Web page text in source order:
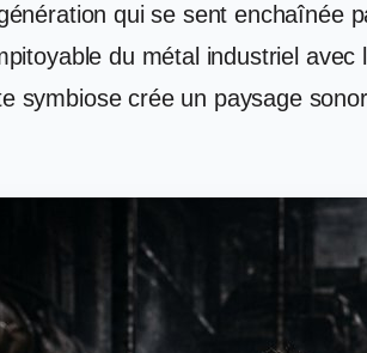
qui se sent enchaînée
du métal industriel
symbiose crée un paysage